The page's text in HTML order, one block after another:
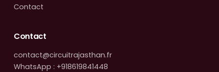
Contact
Contact
contact@circuitrajasthan.fr
WhatsApp : +918619841448